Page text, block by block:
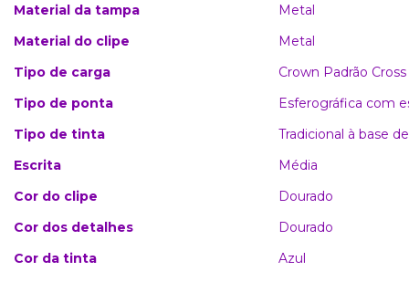
Material da tampa
Metal
Material do clipe
Metal
Tipo de carga
Crown Padrão Cross
Tipo de ponta
Esferográfica com
Tipo de tinta
Tradicional à base
Escrita
Média
Cor do clipe
Dourado
Cor dos detalhes
Dourado
Cor da tinta
Azul